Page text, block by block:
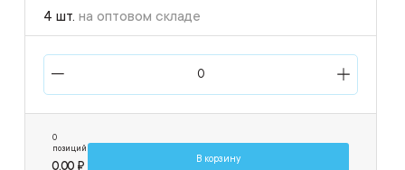
4 шт. на оптовом складе
0
позиций
0,00 ₽
В корзину